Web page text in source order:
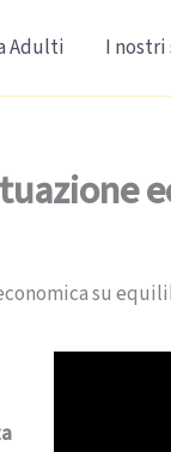
Adulti I
su